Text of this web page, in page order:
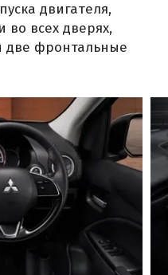
двигателя,
во всех дверях,
две фронтальные